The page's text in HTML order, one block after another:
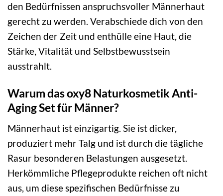
den Bedürfnissen anspruchsvoller Männerhaut
gerecht zu werden. Verabschiede dich von den
Zeichen der Zeit und enthülle eine Haut, die
Stärke, Vitalität und Selbstbewusstsein
ausstrahlt.
Warum das oxy8 Naturkosmetik Anti-
Aging Set für Männer?
Männerhaut ist einzigartig. Sie ist dicker,
produziert mehr Talg und ist durch die tägliche
Rasur besonderen Belastungen ausgesetzt.
Herkömmliche Pflegeprodukte reichen oft nicht
aus, um diese spezifischen Bedürfnisse zu